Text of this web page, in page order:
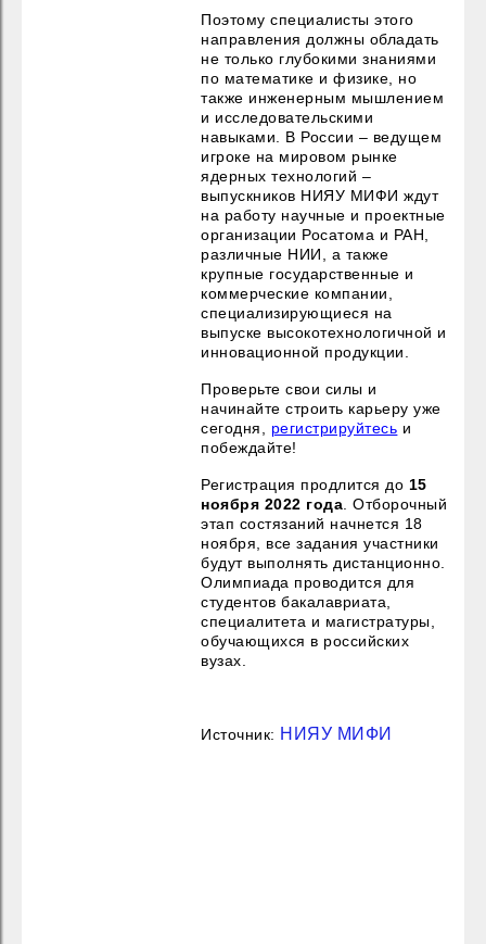
Поэтому специалисты этого
направления должны обладать
не только глубокими знаниями
по математике и физике, но
также инженерным мышлением
и исследовательскими
навыками. В России – ведущем
игроке на мировом рынке
ядерных технологий –
выпускников НИЯУ МИФИ ждут
на работу научные и проектные
организации Росатома и РАН,
различные НИИ, а также
крупные государственные и
коммерческие компании,
специализирующиеся на
выпуске высокотехнологичной и
инновационной продукции.
Проверьте свои силы и
начинайте строить карьеру уже
сегодня, регистрируйтесь и
побеждайте!
Регистрация продлится до 15
ноября 2022 года . Отборочный
этап состязаний начнется 18
ноября, все задания участники
будут выполнять дистанционно.
Олимпиада проводится для
студентов бакалавриата,
специалитета и магистратуры,
обучающихся в российских
вузах.
Источник: НИЯУ МИФИ